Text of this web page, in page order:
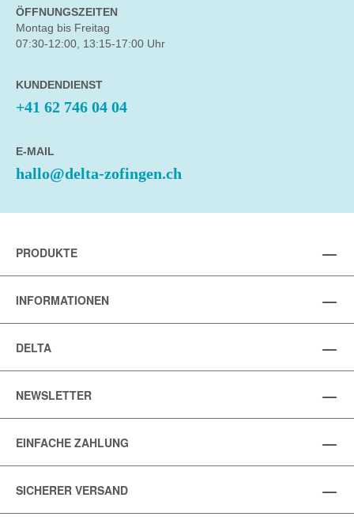
ÖFFNUNGSZEITEN
Montag bis Freitag
07:30-12:00, 13:15-17:00 Uhr
KUNDENDIENST
+41 62 746 04 04
E-MAIL
hallo@delta-zofingen.ch
PRODUKTE
INFORMATIONEN
DELTA
NEWSLETTER
EINFACHE ZAHLUNG
SICHERER VERSAND